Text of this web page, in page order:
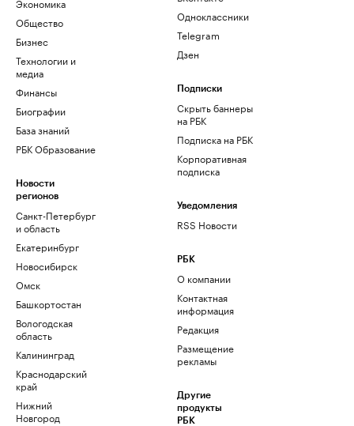
Общество
Бизнес
Технологии и
медиа
Финансы
Биографии
База знаний
РБК Образование
Новости
регионов
Санкт-Петербург
и область
Екатеринбург
Новосибирск
Омск
Башкортостан
Вологодская
область
Калининград
Краснодарский
край
Нижний
Новгород
Одноклассники
Telegram
Дзен
Подписки
Скрыть баннеры
на РБК
Подписка на РБК
Корпоративная
подписка
Уведомления
RSS Новости
РБК
О компании
Контактная
информация
Редакция
Размещение
рекламы
Другие
продукты
РБК